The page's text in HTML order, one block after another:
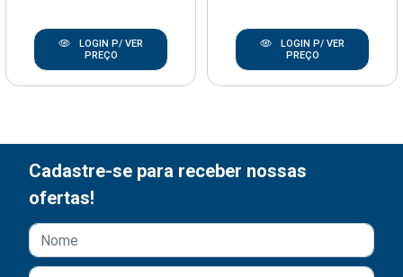
LOGIN P/ VER
PREÇO
LOGIN P/ VER
PREÇO
Cadastre-se para receber nossas
ofertas!